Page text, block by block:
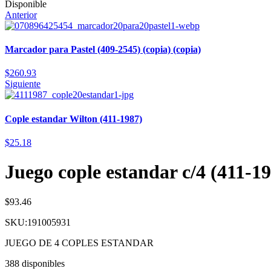
Disponible
Anterior
Marcador para Pastel (409-2545) (copia) (copia)
$260.93
Siguiente
Cople estandar Wilton (411-1987)
$25.18
Juego cople estandar c/4 (411-
$93.46
SKU:191005931
JUEGO DE 4 COPLES ESTANDAR
388 disponibles